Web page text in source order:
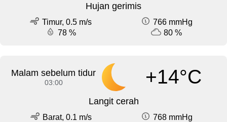
Hujan gerimis
Timur, 0.5 m/s
766 mmHg
78 %
80 %
Malam sebelum tidur
03:00 +14°C
Langit cerah
Barat, 0.1 m/s
768 mmHg